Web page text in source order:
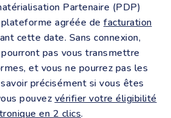
Partenaire (PDP)
agréée de facturation
cette date. Sans connexion,
pas vous transmettre
et vous ne pourrez pas les
précisément si vous êtes
pouvez vérifier votre éligibilité
en 2 clics.